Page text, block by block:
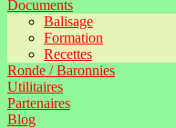
Documents
Balisage
Formation
Recettes
Ronde / Baronnies
Utilitaires
Partenaires
Blog